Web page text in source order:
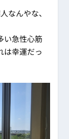
なんやな、
い急性心筋
は幸運だっ